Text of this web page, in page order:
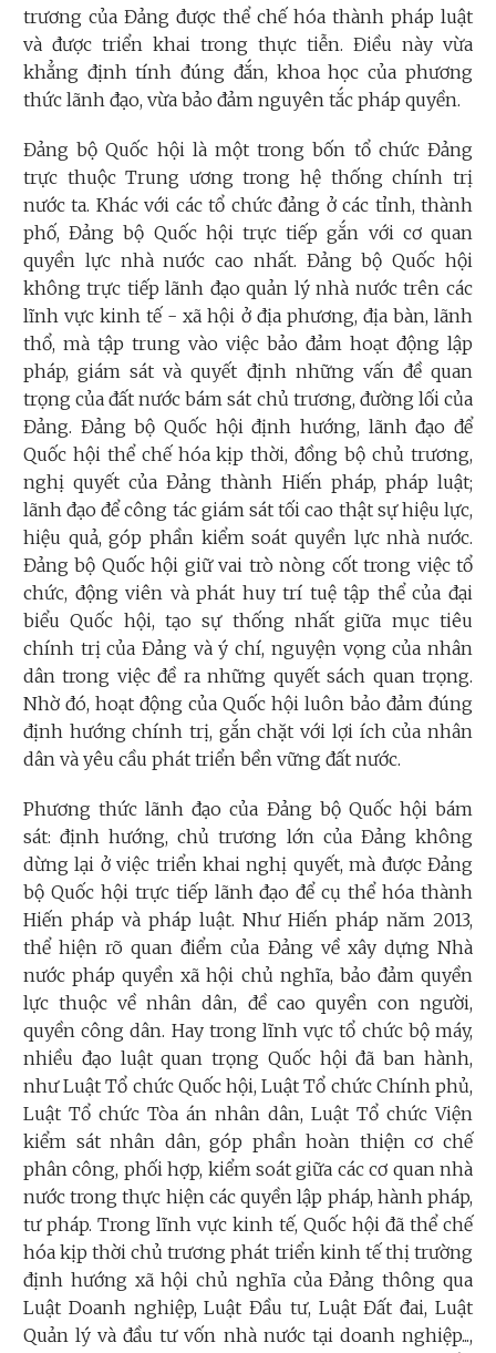
trương của Đảng được thể chế hóa thành pháp luật
và được triển khai trong thực tiễn. Điều này vừa
khẳng định tính đúng đắn, khoa học của phương
thức lãnh đạo, vừa bảo đảm nguyên tắc pháp quyền.
Đảng bộ Quốc hội là một trong bốn tổ chức Đảng
trực thuộc Trung ương trong hệ thống chính trị
nước ta. Khác với các tổ chức đảng ở các tỉnh, thành
phố, Đảng bộ Quốc hội trực tiếp gắn với cơ quan
quyền lực nhà nước cao nhất. Đảng bộ Quốc hội
không trực tiếp lãnh đạo quản lý nhà nước trên các
lĩnh vực kinh tế - xã hội ở địa phương, địa bàn, lãnh
thổ, mà tập trung vào việc bảo đảm hoạt động lập
pháp, giám sát và quyết định những vấn đề quan
trọng của đất nước bám sát chủ trương, đường lối của
Đảng. Đảng bộ Quốc hội định hướng, lãnh đạo để
Quốc hội thể chế hóa kịp thời, đồng bộ chủ trương,
nghị quyết của Đảng thành Hiến pháp, pháp luật;
lãnh đạo để công tác giám sát tối cao thật sự hiệu lực,
hiệu quả, góp phần kiểm soát quyền lực nhà nước.
Đảng bộ Quốc hội giữ vai trò nòng cốt trong việc tổ
chức, động viên và phát huy trí tuệ tập thể của đại
biểu Quốc hội, tạo sự thống nhất giữa mục tiêu
chính trị của Đảng và ý chí, nguyện vọng của nhân
dân trong việc đề ra những quyết sách quan trọng.
Nhờ đó, hoạt động của Quốc hội luôn bảo đảm đúng
định hướng chính trị, gắn chặt với lợi ích của nhân
dân và yêu cầu phát triển bền vững đất nước.
Phương thức lãnh đạo của Đảng bộ Quốc hội bám
sát: định hướng, chủ trương lớn của Đảng không
dừng lại ở việc triển khai nghị quyết, mà được Đảng
bộ Quốc hội trực tiếp lãnh đạo để cụ thể hóa thành
Hiến pháp và pháp luật. Như Hiến pháp năm 2013,
thể hiện rõ quan điểm của Đảng về xây dựng Nhà
nước pháp quyền xã hội chủ nghĩa, bảo đảm quyền
lực thuộc về nhân dân, đề cao quyền con người,
quyền công dân. Hay trong lĩnh vực tổ chức bộ máy,
nhiều đạo luật quan trọng Quốc hội đã ban hành,
như Luật Tổ chức Quốc hội, Luật Tổ chức Chính phủ,
Luật Tổ chức Tòa án nhân dân, Luật Tổ chức Viện
kiểm sát nhân dân, góp phần hoàn thiện cơ chế
phân công, phối hợp, kiểm soát giữa các cơ quan nhà
nước trong thực hiện các quyền lập pháp, hành pháp,
tư pháp. Trong lĩnh vực kinh tế, Quốc hội đã thể chế
hóa kịp thời chủ trương phát triển kinh tế thị trường
định hướng xã hội chủ nghĩa của Đảng thông qua
Luật Doanh nghiệp, Luật Đầu tư, Luật Đất đai, Luật
Quản lý và đầu tư vốn nhà nước tại doanh nghiệp...,